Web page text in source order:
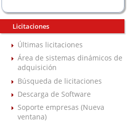
Licitaciones
Últimas licitaciones
Área de sistemas dinámicos de
adquisición
Búsqueda de licitaciones
Descarga de Software
Soporte empresas (Nueva
ventana)